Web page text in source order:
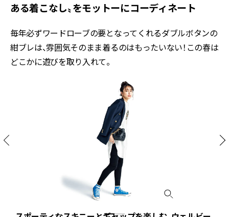
ある着こなし〟をモットーにコーディネート
毎年必ずワードローブの要となってくれるダブルボタンの
紺ブレは、雰囲気そのまま着るのはもったいない！この春は
どこかに遊びを取り入れて。